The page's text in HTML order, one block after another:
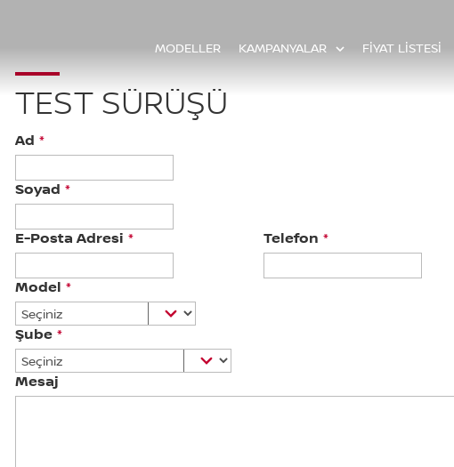
MODELLER KAMPANYALAR FİYAT LİSTESİ
TEST SÜRÜŞÜ
Ad *
Soyad *
E-Posta Adresi * Telefon *
Model *
Şube *
Mesaj